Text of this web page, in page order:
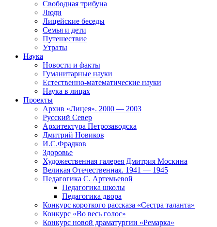
Свободная трибуна
Люди
Лицейские беседы
Семья и дети
Путешествие
Утраты
Наука
Новости и факты
Гуманитарные науки
Естественно-математические науки
Наука в лицах
Проекты
Архив «Лицея». 2000 — 2003
Русский Север
Архитектура Петрозаводска
Дмитрий Новиков
И.С.Фрадков
Здоровье
Художественная галерея Дмитрия Москина
Великая Отечественная. 1941 — 1945
Педагогика С. Артемьевой
Педагогика школы
Педагогика двора
Конкурс короткого рассказа «Сестра таланта»
Конкурс «Во весь голос»
Конкурс новой драматургии «Ремарка»